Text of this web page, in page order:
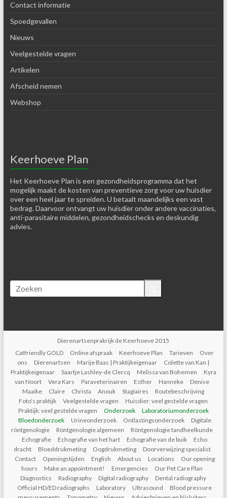
Contact informatie
Spoedgevallen
Nieuws
Veelgestelde vragen
Artikelen
Afscheid nemen
Webshop
Keerhoeve Plan
Het Keerhoeve Plan is een gezondheidsprogramma dat het
mogelijk maakt de kosten van preventieve zorg voor uw huisdier
over een heel jaar te spreiden. U betaalt maandelijks een vast
bedrag. Daarvoor ontvangt uw huisdier onder andere vaccinaties,
anti-parasitaire middelen, gezondheidschecks en deskundig
advies.
Dierenartsenprakrijk de Keerhoeve 2015
Catfriendly GOLD
Online afspraak Keerhoeve Plan Tarieven
Over
ons
Dierenartsen Marije Baas | Praktijkeigenaar
Colette van Kan |
Praktijkeigenaar
Saartje Lashley-de Clercq Melissa van Bohemen
Kyra
van Noort
Vera Kars Paraveterinairen Esther Hanneke
Denise
Maaike
Claire Christa Anouk Stagiaires
Routebeschrijving
Foto’s praktijk
Veelgestelde vragen
Huisdier: veel gestelde vragen
Praktijk: veel gestelde vragen
Onderzoek
Laboratoriumonderzoek
Bloedonderzoek
Urineonderzoek Ontlastingsonderzoek
Digitale
röntgenologie
Röntgenologie algemeen
Röntgenologie tandheelkunde
Echografie
Echografie van het hart Echografie van de buik
Echo
dracht
Bloeddrukmeting Oogdrukmeting
Doorverwijzing specialist
Contact
Openingstijden English About us Locations
Our opening
hours
Make an appointment! Emergencies
Our Pet Care Plan
Diagnostics
Radiography Digital radiography
Dental radiography
Official HD/ED radiographs
Laboratory Ultrasound
Blood pressure